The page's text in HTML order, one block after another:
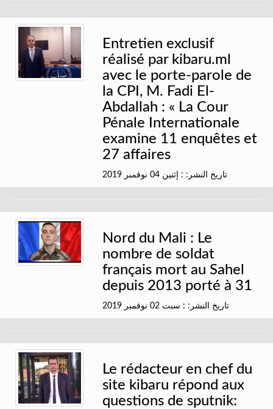
Entretien exclusif
réalisé par kibaru.ml
avec le porte-parole de
la CPI, M. Fadi El-
Abdallah : « La Cour
Pénale Internationale
examine 11 enquêtes et
27 affaires
تاريخ النشر: : إثنين 04 نوفمبر 2019
Nord du Mali : Le
nombre de soldat
français mort au Sahel
depuis 2013 porté à 31
تاريخ النشر: : سبت 02 نوفمبر 2019
Le rédacteur en chef du
site kibaru répond aux
questions de sputnik: